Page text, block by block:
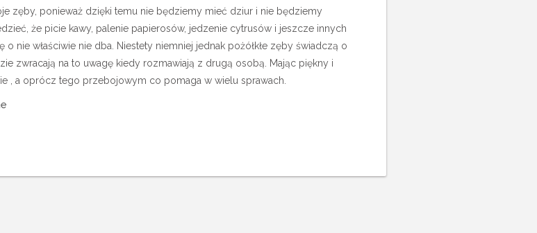
zęby, ponieważ dzięki temu nie będziemy mieć dziur i nie będziemy
że picie kawy, palenie papierosów, jedzenie cytrusów i jeszcze innych
nie właściwie nie dba. Niestety niemniej jednak pożółkłe zęby świadczą o
zwracają na to uwagę kiedy rozmawiają z drugą osobą. Mając piękny i
, a oprócz tego przebojowym co pomaga w wielu sprawach.